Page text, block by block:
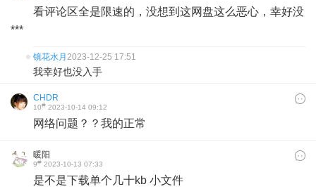
看评论区全是限速的，没想到这网盘这么恶心，幸好没
***
镜花水月 2023-12-25 17:51
我幸好也没入手
CHDR
10# 2023-10-14 09:12
网络问题？？我的正常
暖阳
9# 2023-10-13 07:33
是不是下载单个几十kb 小文件